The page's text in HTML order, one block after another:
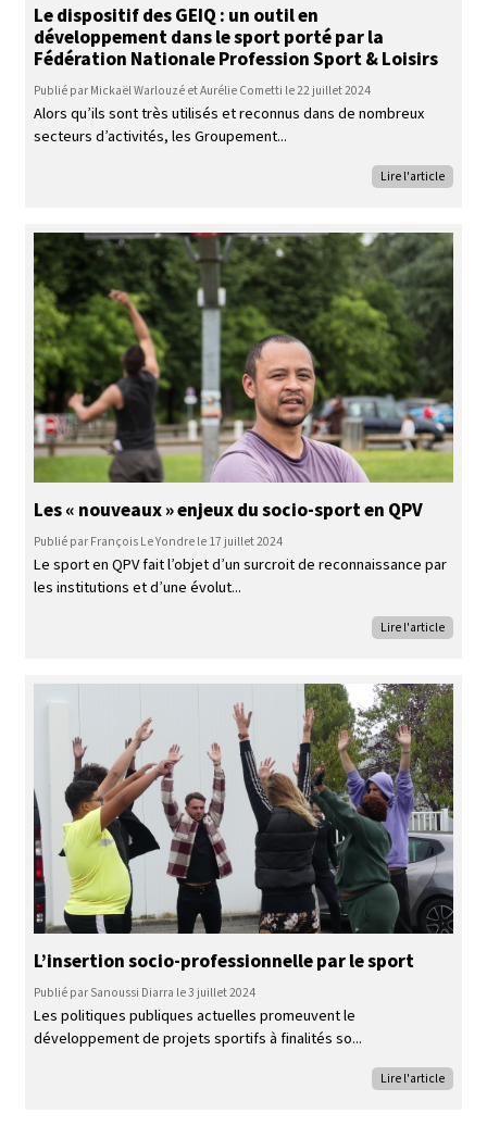
Le dispositif des GEIQ : un outil en
développement dans le sport porté par la
Fédération Nationale Profession Sport & Loisirs
Publié par Mickaël Warlouzé et Aurélie Cometti le 22 juillet 2024
Alors qu’ils sont très utilisés et reconnus dans de nombreux
secteurs d’activités, les Groupement
Lire l'article
Les « nouveaux » enjeux du socio-sport en QPV
Publié par François Le Yondre le 17 juillet 2024
Le sport en QPV fait l’objet d’un surcroit de reconnaissance par
les institutions et d’une évolut
Lire l'article
L’insertion socio-professionnelle par le sport
Publié par Sanoussi Diarra le 3 juillet 2024
Les politiques publiques actuelles promeuvent le
développement de projets sportifs à finalités so
Lire l'article